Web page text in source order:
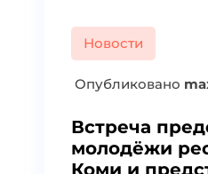
Новости
Опубликовано
Встреча
молодёжи
Коми и